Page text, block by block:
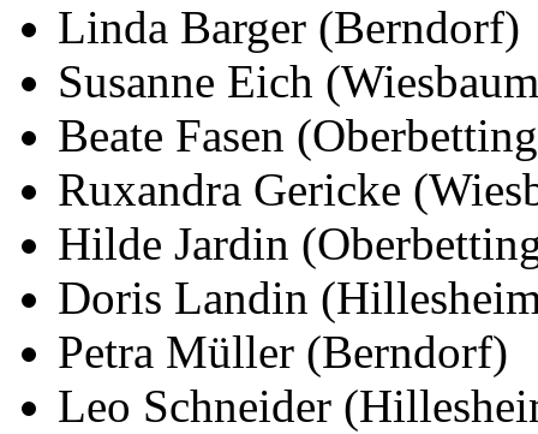
Linda Barger (Berndorf)
Susanne Eich
Beate Fasen
Ruxandra Gericke
Hilde Jardin
Doris Landin
Petra Müller (Berndorf)
Leo Schneider